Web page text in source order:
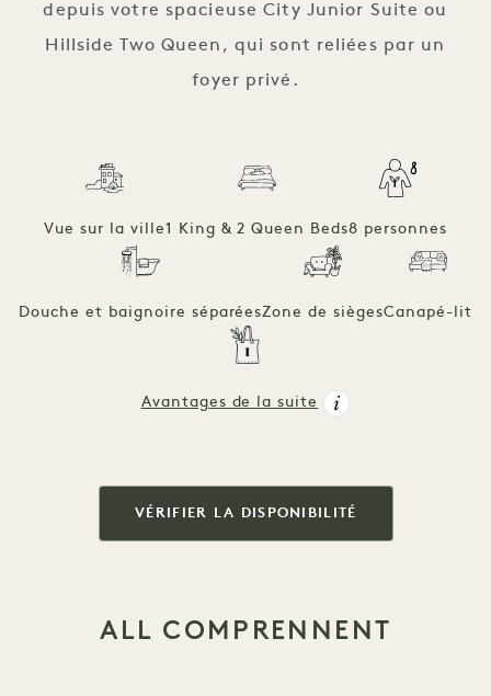
depuis votre spacieuse City Junior Suite ou
Hillside Two Queen, qui sont reliées par un
foyer privé.
Vue sur la ville1 King & 2 Queen Beds8 personnes
Douche et baignoire séparéesZone de siègesCanapé-lit
Avantages de la suite
VÉRIFIER LA DISPONIBILITÉ
ALL COMPRENNENT